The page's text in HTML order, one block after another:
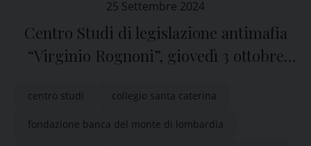
25 Settembre 2024
Centro Studi di legislazione antimafia
“Virginio Rognoni”, giovedì 3 ottobre
di Pavia
centro studi collegio santa caterina
fondazione banca del monte di lombardia